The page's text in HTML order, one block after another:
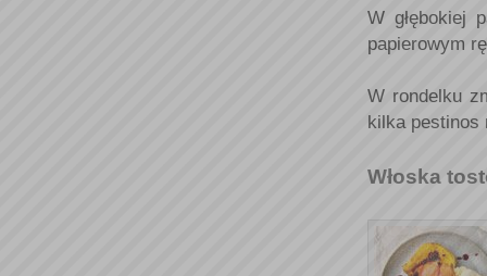
W głębokiej
papierowym
W rondelku
kilka pestinos
Włoska